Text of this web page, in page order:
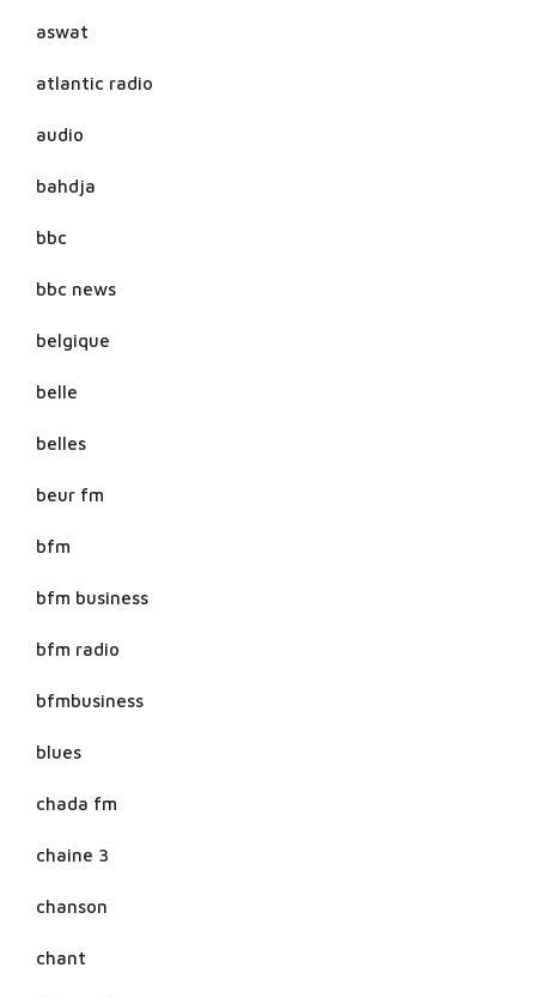
aswat
atlantic radio
audio
bahdja
bbc
bbc news
belgique
belle
belles
beur fm
bfm
bfm business
bfm radio
bfmbusiness
blues
chada fm
chaine 3
chanson
chant